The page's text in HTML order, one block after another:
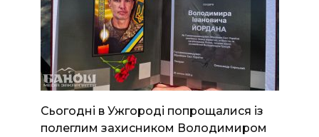
Сьогодні в Ужгороді попрощалися із
полеглим захисником Володимиром